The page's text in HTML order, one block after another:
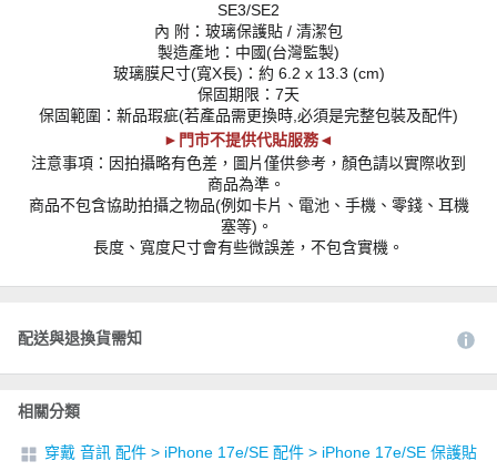
SE3/SE2
內 附：玻璃保護貼 / 清潔包
製造產地：中國(台灣監製)
玻璃膜尺寸(寬X長)：約 6.2 x 13.3 (cm)
保固期限：7天
保固範圍：新品瑕疵(若產品需更換時,必須是完整包裝及配件)
►門市不提供代貼服務◄
注意事項：因拍攝略有色差，圖片僅供參考，顏色請以實際收到
商品為準。
商品不包含協助拍攝之物品(例如卡片、電池、手機、零錢、耳機
塞等)。
長度、寬度尺寸會有些微誤差，不包含實機。
配送與退換貨需知
相關分類
穿戴 音訊 配件 > iPhone 17e/SE 配件 > iPhone 17e/SE 保護貼